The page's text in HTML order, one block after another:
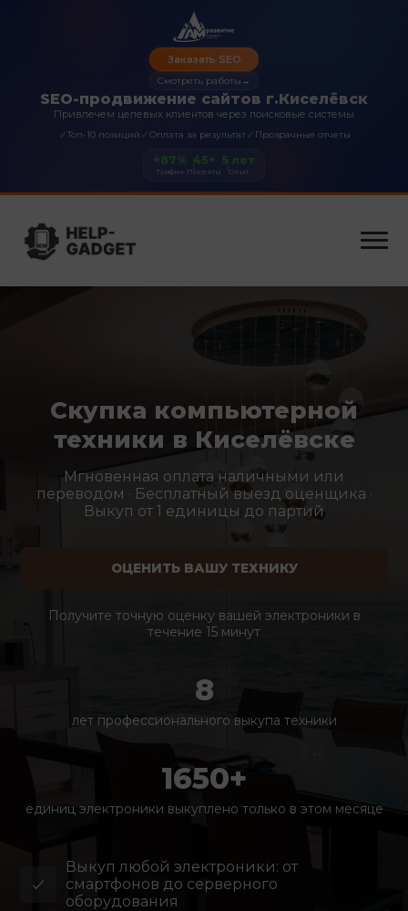
SEO-продвижение сайтов г.Киселёвск
Привлечем целевых клиентов через поисковые системы
✓Топ-10 позиций ✓Оплата за результат✓ Прозрачные отчеты
Заказать SEO
Смотреть работы →
+87%
Трафик
45+
Проекты
5 лет
Опыт
Скупка компьютерной
техники в Киселёвске
Мгновенная оплата наличными или
переводом · Бесплатный выезд оценщика ·
Выкуп от 1 единицы до партий
ОЦЕНИТЬ ВАШУ ТЕХНИКУ
Получите точную оценку вашей электроники в
течение 15 минут
8
лет профессионального выкупа техники
1650+
единиц электроники выкуплено только в этом месяце
Выкуп любой электроники: от
смартфонов до серверного
оборудования